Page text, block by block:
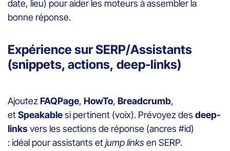
date, lieu) pour aider les moteurs à assembler la
bonne réponse.
Expérience sur SERP/Assistants
(snippets, actions, deep-links)
AjoutezFAQPage, HowTo, Breadcrumb,
etSpeakablesi pertinent (voix). Prévoyez des deep-
linksvers les sections de réponse (ancres #id)
: idéal pour assistants etjump linksen SERP.